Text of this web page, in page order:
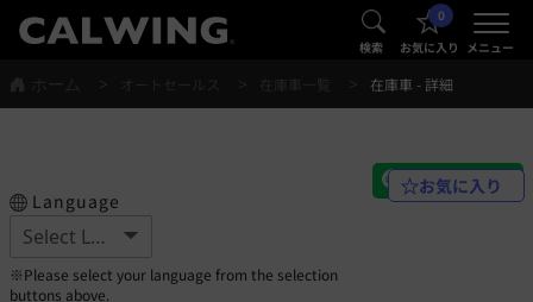
® 検索
0
お気に入り メニュー
®
在庫車 - 詳細
Language
※Please select your language from the selection
buttons above.
お気に入り